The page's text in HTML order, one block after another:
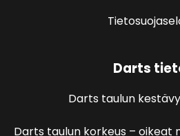
Darts
Darts taulun
Darts taulun korkeus – oikeat